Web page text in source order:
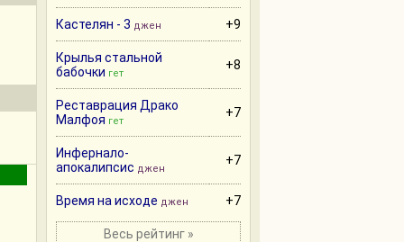
Кастелян - 3 джен +9
Крылья стальной
бабочки гет
+8
Реставрация Драко
Малфоя гет
+7
Инфернало-
апокалипсис джен
+7
Время на исходе джен +7
Весь рейтинг »